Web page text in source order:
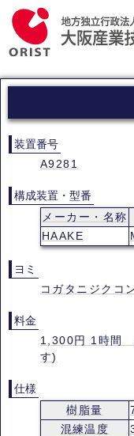
装置番号
A9281
構成装置・型番
メーカー・名称
HAAKE
ヨミ
コガタニジクコ
料金
1,300円 1時間
す)
仕様
樹脂量
混練温度